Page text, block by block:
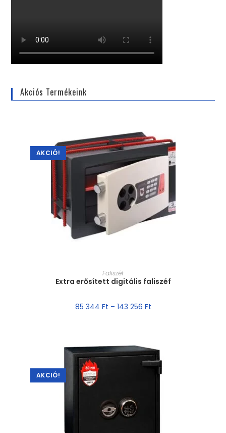
Akciós Termékeink
AKCIÓ!
MÉRET VÁLASZTÁSA
Faliszéf
Extra erősített digitális faliszéf
85 344 Ft – 143 256 Ft
AKCIÓ!